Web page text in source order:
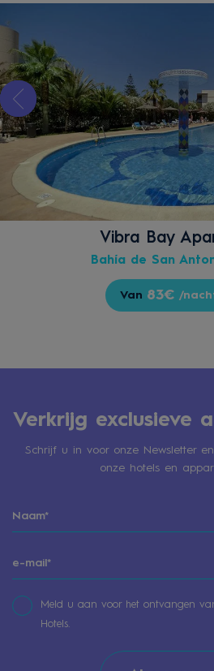
Vibra Bay
Bahía de San
Van 83€ /
Verkrijg exclusieve
Schrijf u in voor onze Newsletter
onze hotels en
Meld u aan voor het ontvangen
Hotels.